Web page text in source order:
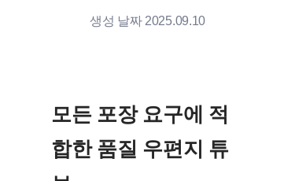
생성 날짜 2025.09.10
모든 포장 요구에 적
합한 품질 우편지 튜